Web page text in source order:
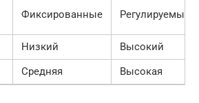
Фиксированные Регулируемые
Низкий
Высокий
Средняя Высокая